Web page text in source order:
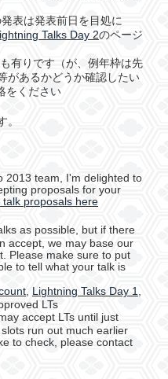
表は発表前日を目処に
Talks Day 2のページ
有りです（が、例年枠は先
があるかどうか確認したい
をください
。
2013 team, I'm delighted to
proposals for your
talk proposals here
as possible, but if there
accept, we may base our
Please make sure to put
to tell what your talk is
, Lightning Talks Day 1,
LTs
accept LTs until just
run out much earlier
to check, please contact